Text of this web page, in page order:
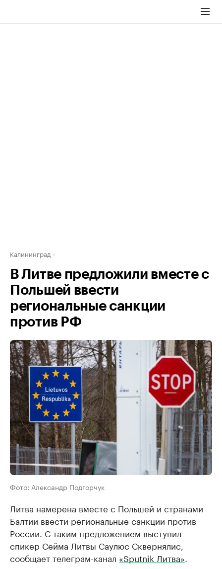
Калининград
В Литве предложили вместе с
Польшей ввести
региональные санкции
против РФ
Фото: Александр Подгорчук
Литва намерена вместе с Польшей и странами
Балтии ввести региональные санкции против
России. С таким предложением выступил
спикер Сейма Литвы Саулюс Сквернялис,
сообщает телеграм-канал «Sputnik Литва»